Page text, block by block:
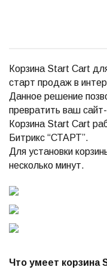
Корзина Start Сart
старт продаж в
Данное решение
превратить ваш сайт-
Корзина Start Cart
Битрикс “СТАРТ”.
Для установки
несколько минут.
Что умеет корзина